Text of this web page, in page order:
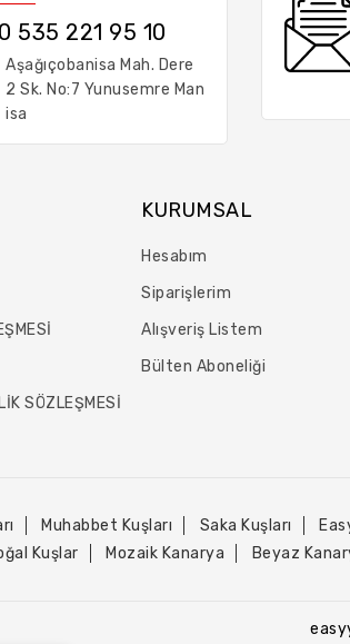
535 221 95 10
Aşağıçobanisa Mah. Dere
2 Sk. No:7 Yunusemre Man
isa
SÖZLEŞMESİ
KURUMSAL
Hesabım
Siparişlerim
Alışveriş Listem
Bülten Aboneliği
Muhabbet Kuşları Saka Kuşları
Kuşlar Mozaik Kanarya Beyaz